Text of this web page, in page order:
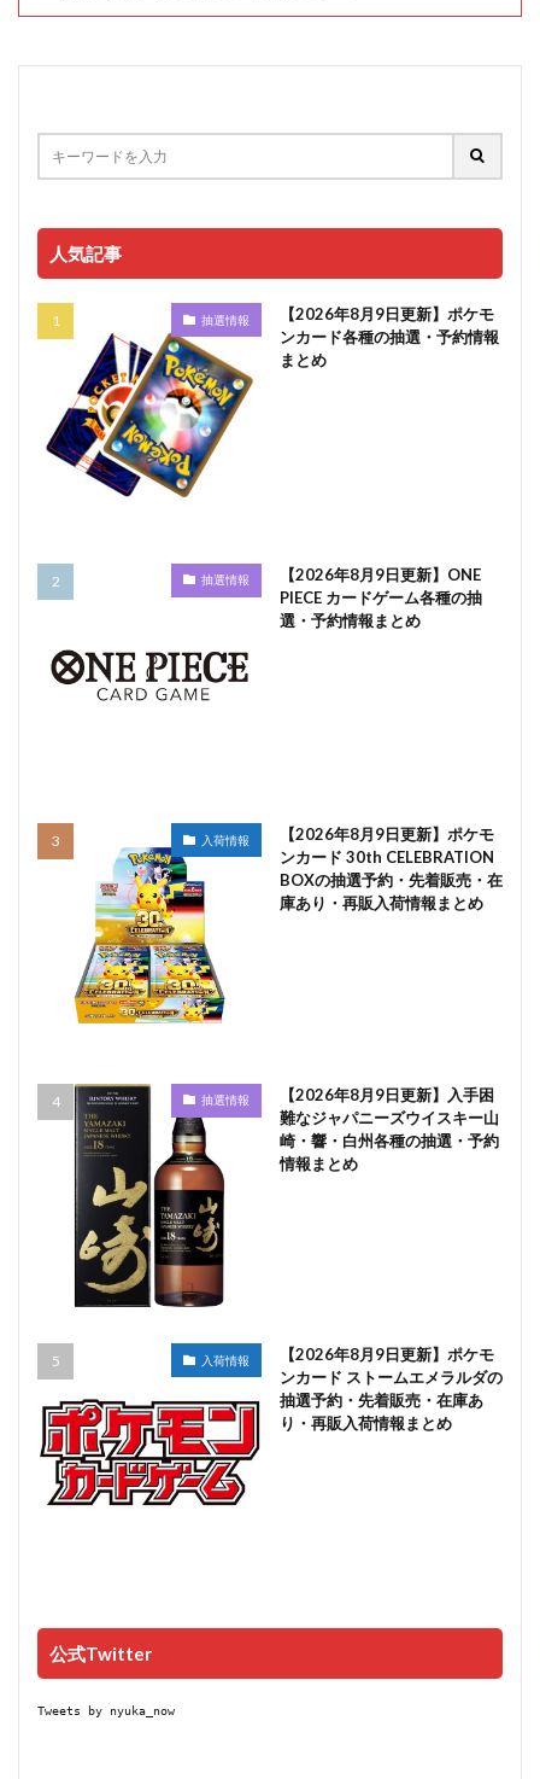
人気記事
抽選情報
【2026年8月9日更新】ポケモ
ンカード各種の抽選・予約情報
まとめ
抽選情報
【2026年8月9日更新】ONE
PIECE カードゲーム各種の抽
選・予約情報まとめ
入荷情報
【2026年8月9日更新】ポケモ
ンカード 30th CELEBRATION
BOXの抽選予約・先着販売・在
庫あり・再販入荷情報まとめ
抽選情報
【2026年8月9日更新】入手困
難なジャパニーズウイスキー山
崎・響・白州各種の抽選・予約
情報まとめ
入荷情報
【2026年8月9日更新】ポケモ
ンカード ストームエメラルダの
抽選予約・先着販売・在庫あ
り・再販入荷情報まとめ
公式Twitter
Tweets by nyuka_now